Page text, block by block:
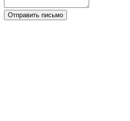
Отправить письмо